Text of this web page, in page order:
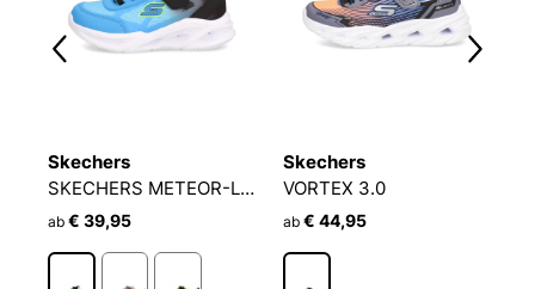
Skechers
SKECHERS METEOR-LIGHTS - KRENDOX
ab € 39,95
Skechers
VORTEX 3.0
ab € 44,95